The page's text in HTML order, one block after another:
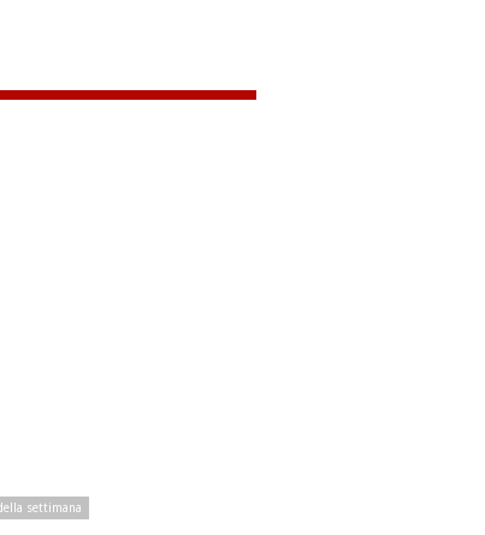
settimana